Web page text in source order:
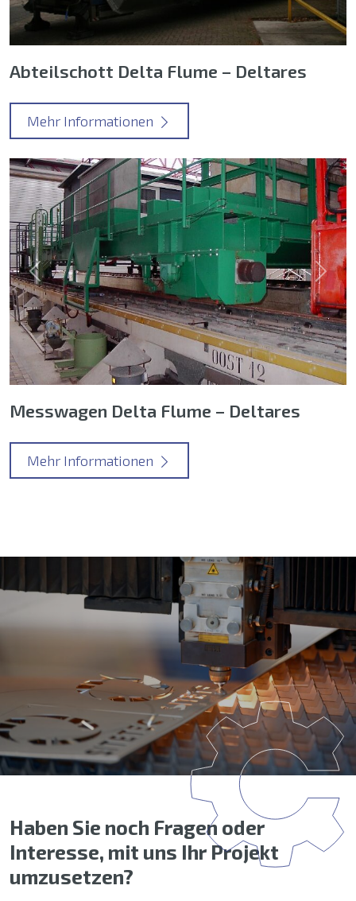
Abteilschott Delta Flume – Deltares
Mehr Informationen
Previous Next
Messwagen Delta Flume – Deltares
Mehr Informationen
Haben Sie noch Fragen oder
Interesse, mit uns Ihr Projekt
umzusetzen?